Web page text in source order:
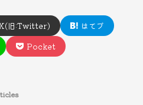
旧:Twitter)
はてブ
Pocket